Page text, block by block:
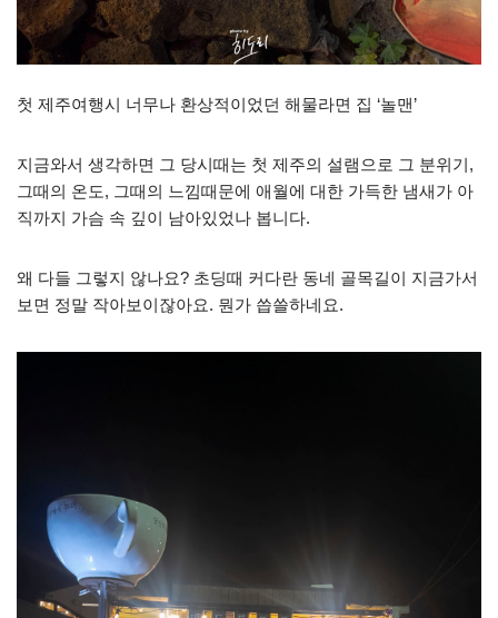
첫 제주여행시 너무나 환상적이었던 해물라면 집 ‘놀맨’
지금와서 생각하면 그 당시때는 첫 제주의 설램으로 그 분위기,
그때의 온도, 그때의 느낌때문에 애월에 대한 가득한 냄새가 아
직까지 가슴 속 깊이 남아있었나 봅니다.
왜 다들 그렇지 않나요? 초딩때 커다란 동네 골목길이 지금가서
보면 정말 작아보이잖아요. 뭔가 씁쓸하네요.